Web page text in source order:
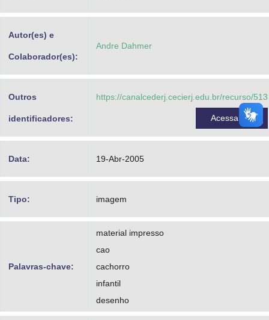
Advocacia-Geral da União
Banco Central do Brasil
Autor(es) e
Colaborador(es):
Andre Dahmer
Outros
identificadores:
https://canalcederj.cecierj.edu.br/recurso/513
Acessar
Data: 19-Abr-2005
Tipo: imagem
Palavras-chave:
material impresso
cao
cachorro
infantil
desenho